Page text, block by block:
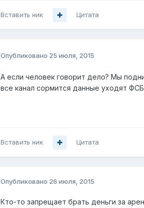
Вставить ник Цитата
Опубликовано 25 июля, 2015
А если человек говорит дело? Мы
все канал сормится данные уходят
Вставить ник Цитата
Опубликовано 26 июля, 2015
Кто-то запрещает брать деньги за